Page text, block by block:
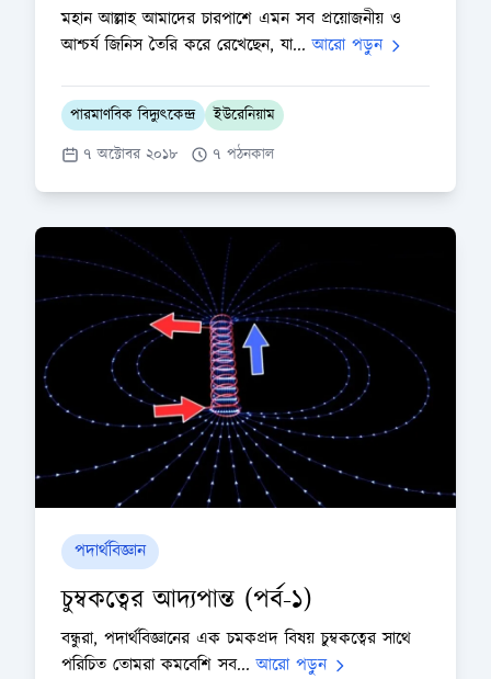
মহান আল্লাহ আমাদের চারপাশে এমন সব প্রয়োজনীয় ও
আশ্চর্য জিনিস তৈরি করে রেখেছেন, যা...আরো পড়ুন
পারমাণবিক বিদ্যুৎকেন্দ্র
ইউরেনিয়াম
৭ অক্টোবর ২০১৮
৭ পঠনকাল
পদার্থবিজ্ঞান
চুম্বকত্বের আদ্যপান্ত (পর্ব-১)
বন্ধুরা, পদার্থবিজ্ঞানের এক চমকপ্রদ বিষয় চুম্বকত্বের সাথে
পরিচিত তোমরা কমবেশি সব...আরো পড়ুন